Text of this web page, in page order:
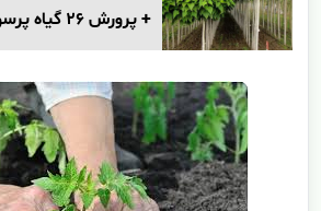
+ پرورش 26 گیاه پرسود